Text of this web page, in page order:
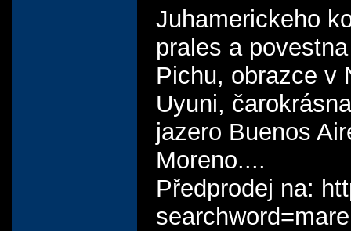
Juhamerickeho
prales a
Pichu, obrazce v
Uyuni,
jazero Buenos
Moreno....
Předprodej na: